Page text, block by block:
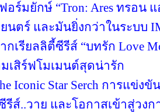
ร์มยักษ์ “Tron: Ares ทรอน
นตร์ และมันยิ่งกว่าในระบบ
กเรียลลิตี้ซีรีส์ “บทรัก Love
เสิร์ฟโมเมนต์สุดน่ารัก
Iconic Star Serch การแข่ง
ส์..วาย และโอกาสเข้าสู่วงก